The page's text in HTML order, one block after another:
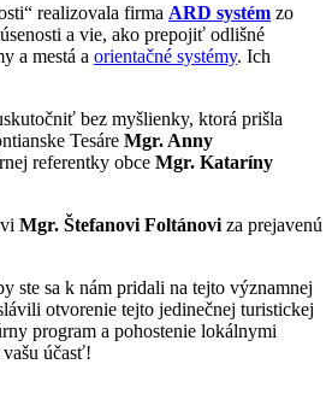
realizovala firma ARD systém zo
a vie, ako prepojiť odlišné
a mestá a orientačné systémy. Ich
bez myšlienky, ktorá prišla
Tesáre Mgr. Anny
referentky obce Mgr. Kataríny
Mgr. Štefanovi Foltánovi za prejavenú
ste sa k nám pridali na tejto významnej
otvorenie tejto jedinečnej turistickej
program a pohostenie lokálnymi
vašu účasť!